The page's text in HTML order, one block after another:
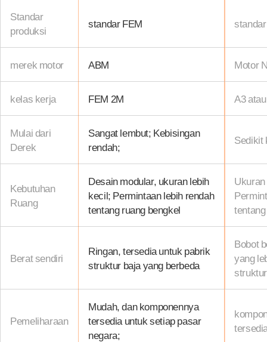
Standar
produksi
standar FEM
merek motor ABM Motor
kelas kerja FEM 2M A3
Mulai dari
Derek
Sangat lembut; Kebisingan
rendah;
Sedikit
Kebutuhan
Ruang
Desain modular, ukuran lebih
kecil; Permintaan lebih rendah
tentang ruang bengkel
Berat sendiri
Ringan, tersedia untuk pabrik
struktur baja yang berbeda
Bobot
yang
Pemeliharaan
Mudah, dan komponennya
tersedia untuk setiap pasar
negara;